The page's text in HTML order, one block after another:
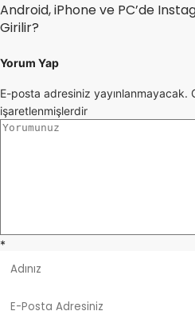
Android, iPhone ve PC’de
Girilir?
Yorum Yap
E-posta adresiniz yayınlanmayacak.
işaretlenmişlerdir
*